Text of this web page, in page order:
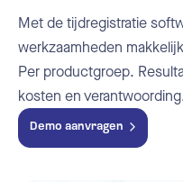
Met de tijdregistratie
werkzaamheden
Per productgroep.
kosten en
Demo aanvragen